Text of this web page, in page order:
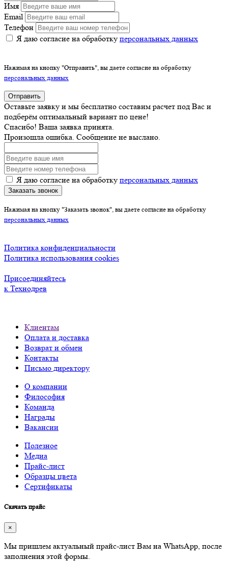
Имя
Email
Телефон
Я даю согласие на обработку персональных данных
Нажимая на кнопку "Отправить", вы даете согласие на обработку
персональных данных
Отправить
Оставьте заявку и мы бесплатно составим расчет под Вас и
подберём оптимальный вариант по цене!
Спасибо! Ваша заявка принята.
Произошла ошибка. Сообщение не выслано.
Я даю согласие на обработку персональных данных
Заказать звонок
Нажимая на кнопку "Заказать звонок", вы даете согласие на обработку
персональных данных
Политика конфиденциальности
Политика использования cookies
Присоединяйтесь
к Технодрев
Клиентам
Оплата и доставка
Возврат и обмен
Контакты
Письмо директору
О компании
Философия
Команда
Награды
Вакансии
Полезное
Медиа
Прайс-лист
Образцы цвета
Сертификаты
Скачать прайс
×
Мы пришлем актуальный прайс-лист Вам на WhatsApp, после
заполнения этой формы.